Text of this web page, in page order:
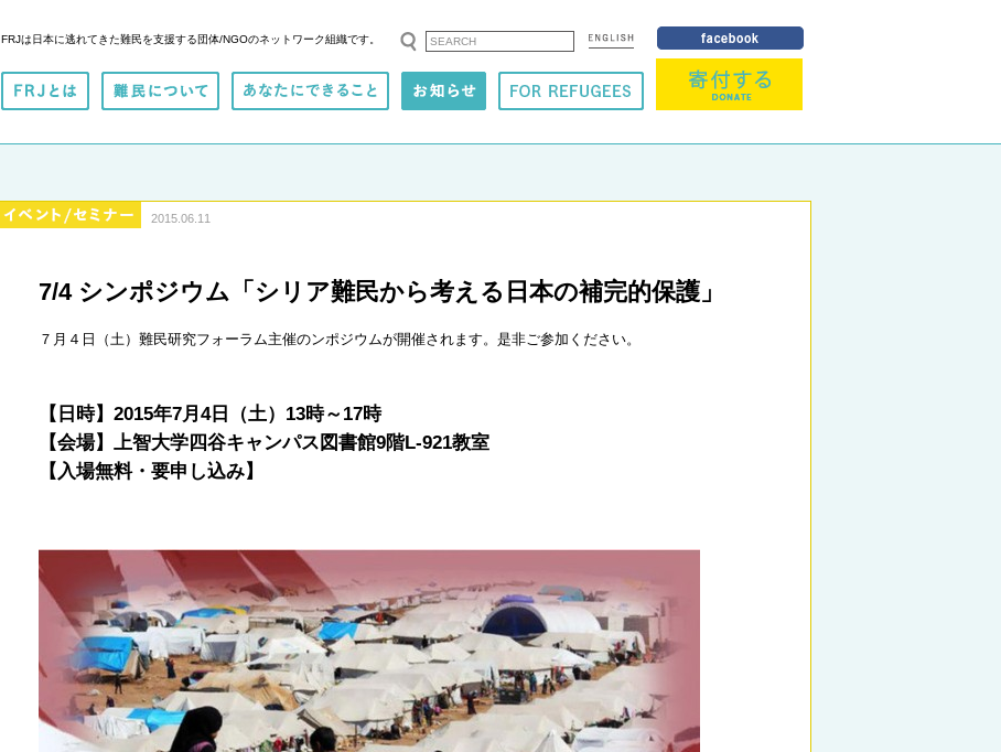
FRJは日本に逃れてきた難民を支援する 団体/NGOのネットワーク組織です。
2015.06.11
7/4 シンポジウム「シリア難民から考える日本の補完的保護」
７月４日（土）難民研究フォーラム主催のンポジウムが開催されます。是非ご参加ください。
【日時】2015年7月4日（土）13時～17時
【会場】上智大学四谷キャンパス図書館9階L-921教室
【入場無料・要申し込み】